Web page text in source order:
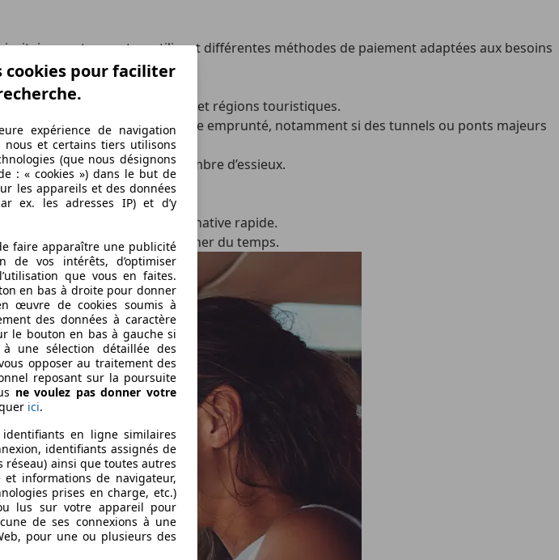
cookies pour faciliter
expérience de navigation
et certains tiers utilisons
(que nous désignons
: « cookies ») dans le but de
les appareils et des données
ex. les adresses IP) et d’y
faire apparaître une publicité
de vos intérêts, d’optimiser
que vous en faites.
en bas à droite pour donner
œuvre de cookies soumis à
des données à caractère
le bouton en bas à gauche si
une sélection détaillée des
opposer au traitement des
reposant sur la poursuite
ne voulez pas donner votre
ici.
en ligne similaires
identifiants assignés de
ainsi que toutes autres
informations de navigateur,
prises en charge, etc.)
lus sur votre appareil pour
de ses connexions à une
pour une ou plusieurs des
payantes, utilisent différentes méthodes de paiement adaptées aux besoins
reliant les grandes villes et régions touristiques.
varier en fonction de l’itinéraire emprunté, notamment si des tunnels ou ponts majeurs
selon leur taille, poids et nombre d’essieux.
bornes.
de péage, offrant une alternative rapide.
sans arrêt, idéal pour gagner du temps.